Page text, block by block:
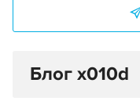
Блог x010d